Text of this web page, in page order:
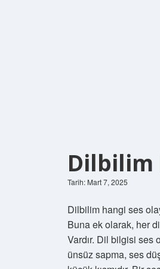
Dilbilim
Tarih: Mart 7, 2025
Dilbilim hangi ses
Buna ek olarak, her
Vardır. Dil bilgisi ses
ünsüz sapma, ses